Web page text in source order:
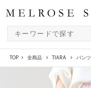
TOP 全商品 TIARA パンツ